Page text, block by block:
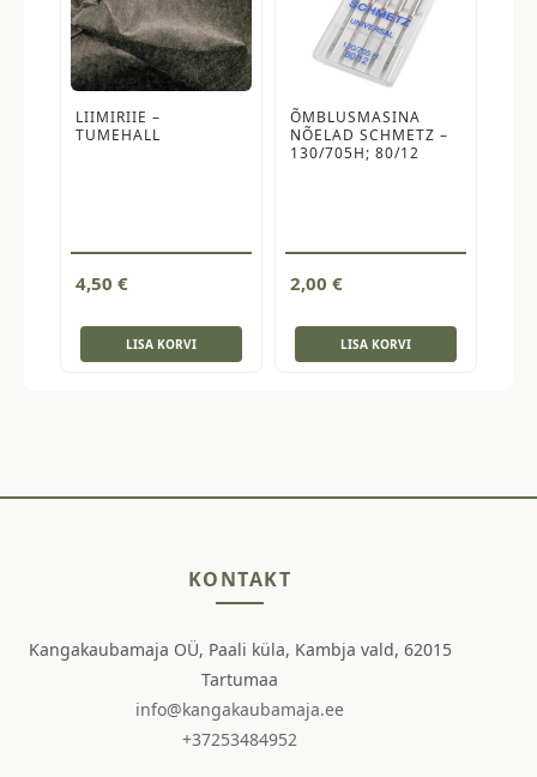
LIIMIRIIE –
TUMEHALL
4,50 €
LISA KORVI
ÕMBLUSMASINA
NÕELAD SCHMETZ –
130/705H; 80/12
2,00 €
LISA KORVI
KONTAKT
Kangakaubamaja OÜ, Paali küla, Kambja vald, 62015
Tartumaa
info@kangakaubamaja.ee
+37253484952